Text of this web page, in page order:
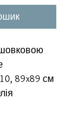
89x89 см